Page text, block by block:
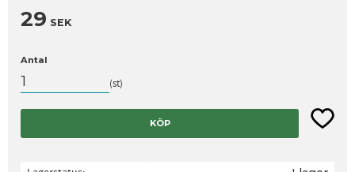
29 SEK
Antal
st
KÖP Lägg